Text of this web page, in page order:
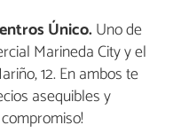
Único.Uno de
Marineda City y el
12. En ambos te
asequibles y